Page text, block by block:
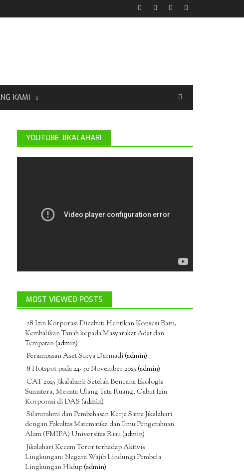
KAMI
YOUTUBE JIKALAHARI
MOST VIEWED POSTS
28 Izin Korporasi Dicabut: Hentikan Konsesi Baru,
Kembalikan Tanah kepada Masyarakat Adat dan
Tempatan(admin)
Perampasan Aset Surya Darmadi(admin)
8 Hotspot pada 24-30 November 2025(admin)
CAT 2025 Jikalahari: Setelah Bencana Ekologis
Sumatera, Menata Ulang Tata Ruang, Cabut Izin
Korporasi di DAS (admin)
Silaturahmi dan Pembahasan Kerja Sama Jikalahari
dengan Fakultas Matematika dan Ilmu Pengetahuan
Alam (FMIPA) Universitas Riau(admin)
Jikalahari Kecam Teror terhadap Aktivis
Lingkungan: Negara Wajib Lindungi Pembela
Lingkungan Hidup(admin)